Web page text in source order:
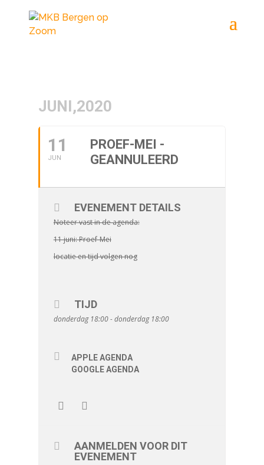
JUNI,2020
11
JUN
PROEF-MEI -
GEANNULEERD
EVENEMENT DETAILS
Noteer vast in de agenda:
11 juni: Proef-Mei
locatie en tijd volgen nog
TIJD
donderdag 18:00 - donderdag 18:00
APPLE AGENDA
GOOGLE AGENDA
AANMELDEN VOOR DIT
EVENEMENT